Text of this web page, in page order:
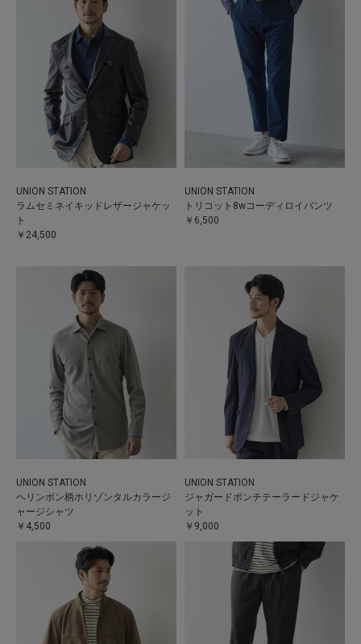
UNION STATION
ラムセミネイキッドレザージャケッ
ト
￥24,500
UNION STATION
トリコット8wコーディロイパンツ
￥6,500
UNION STATION
ヘリンボン柄ホリゾンタルカラージ
ャージシャツ
￥4,500
UNION STATION
ジャガードポンチテーラードジャケ
ット
￥9,000